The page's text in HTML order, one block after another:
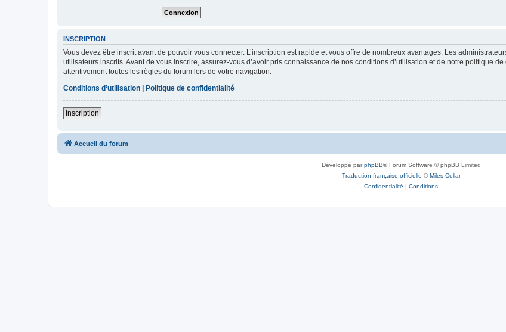
INSCRIPTION
Vous devez être inscrit avant de pouvoir vous connecter. L’inscription est rapide et vous offre de nombreux avantages. Les
utilisateurs inscrits. Avant de vous inscrire, assurez-vous d’avoir pris connaissance de nos conditions d’utilisation et de notre politique
attentivement toutes les règles du forum lors de votre navigation.
Conditions d’utilisation
Politique de confidentialité
Inscription
Accueil du forum
Développé parphpBB® Forum Software © phpBB Limited
Traduction française officielle ©Miles Cellar
Confidentialité | Conditions